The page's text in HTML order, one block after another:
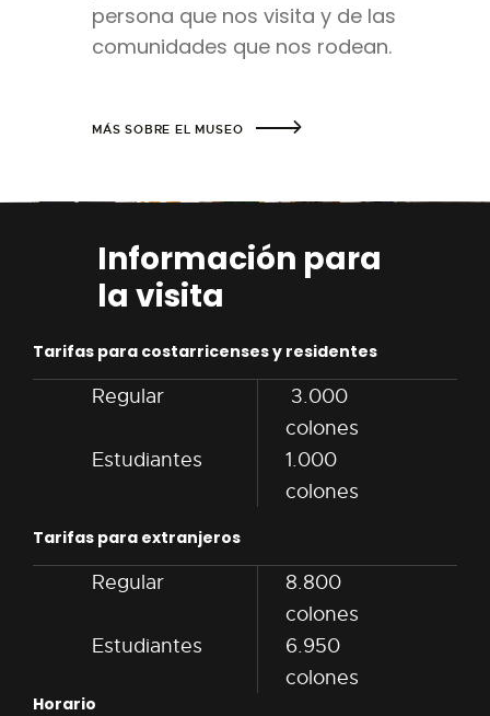
persona que nos visita y de las
comunidades que nos rodean.
MÁS SOBRE EL MUSEO
Información para
la visita
Tarifas para costarricenses y residentes
Regular
3.000
colones
Estudiantes
1.000
colones
Tarifas para extranjeros
Regular
8.800
colones
Estudiantes
6.950
colones
Horario